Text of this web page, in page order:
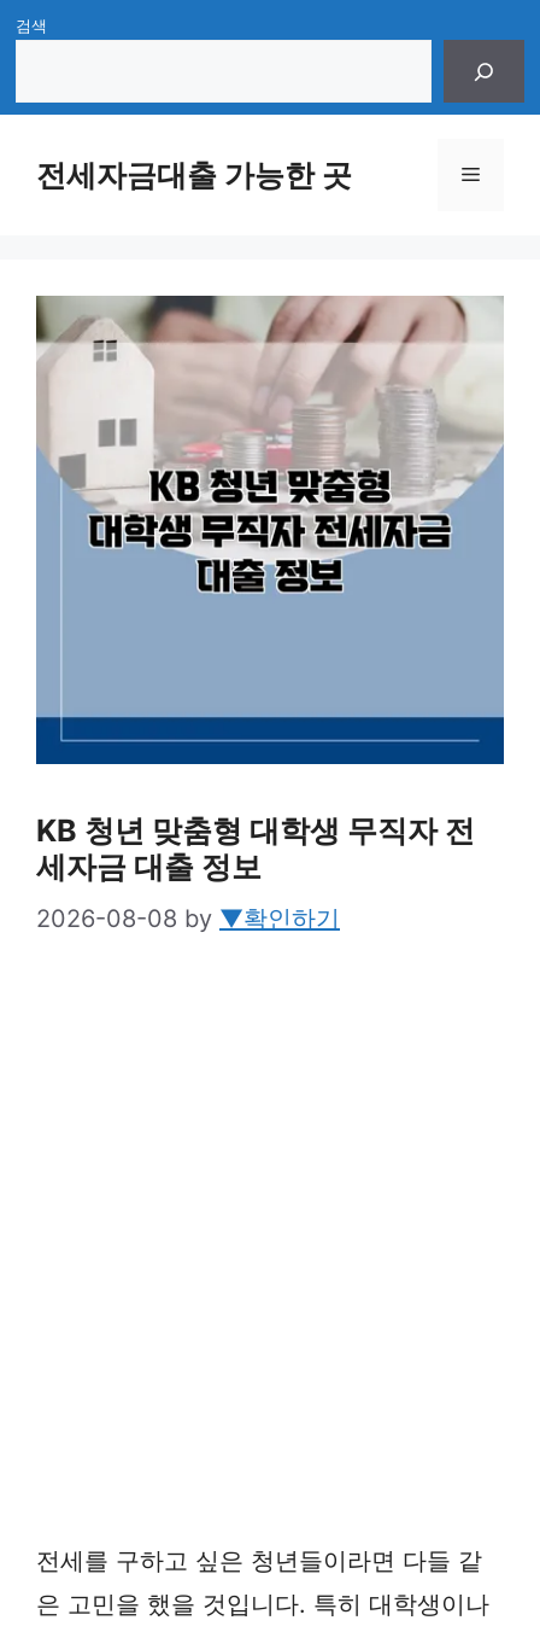
Skip
content
검색
전세자금대출 가능한 곳 Menu
KB 청년 맞춤형 대학생 무직자 전
세자금 대출 정보
2026-08-08 by ▼확인하기
전세를 구하고 싶은 청년들이라면 다들 같
은 고민을 했을 것입니다. 특히 대학생이나